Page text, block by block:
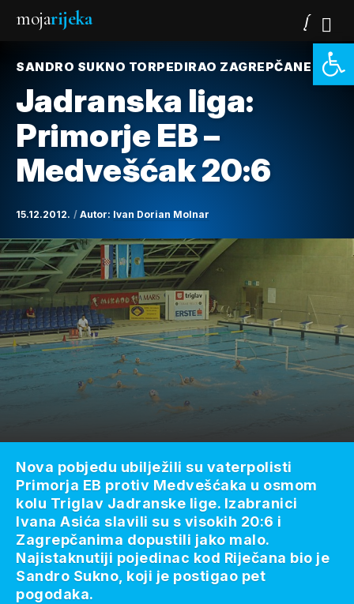
mojarijeka
SANDRO SUKNO TORPEDIRAO ZAGREPČANE
Jadranska liga:
Primorje EB –
Medvešćak 20:6
15.12.2012. Autor: Ivan Dorian Molnar
Nova pobjedu ubilježili su vaterpolisti
Primorja EB protiv Medvešćaka u osmom
kolu Triglav Jadranske lige. Izabranici
Ivana Asića slavili su s visokih 20:6 i
Zagrepčanima dopustili jako malo.
Najistaknutiji pojedinac kod Riječana bio je
Sandro Sukno, koji je postigao pet
pogodaka.